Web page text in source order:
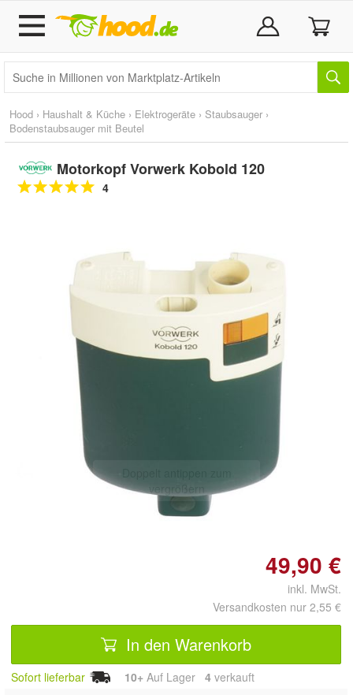
Hood › Haushalt & Küche › Elektrogeräte › Staubsauger ›
Bodenstaubsauger mit Beutel
Motorkopf Vorwerk Kobold 120
4
vergrößern
49,90 €
inkl. MwSt.
Versandkosten nur 2,55 €
In den Warenkorb
Sofort lieferbar 10+ Auf Lager 4 verkauft